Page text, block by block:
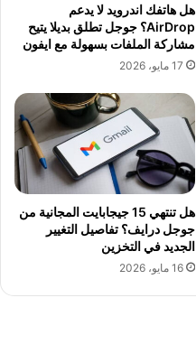
هل هاتفك اندرويد لا يدعم
AirDrop؟ جوجل تطلق بديلا يتيح
مشاركة الملفات بسهولة مع ايفون
17 مايو، 2026
هل تنتهي 15 جيجابايت المجانية من
جوجل درايف؟ تفاصيل التغيير
الجديد في التخزين
16 مايو، 2026